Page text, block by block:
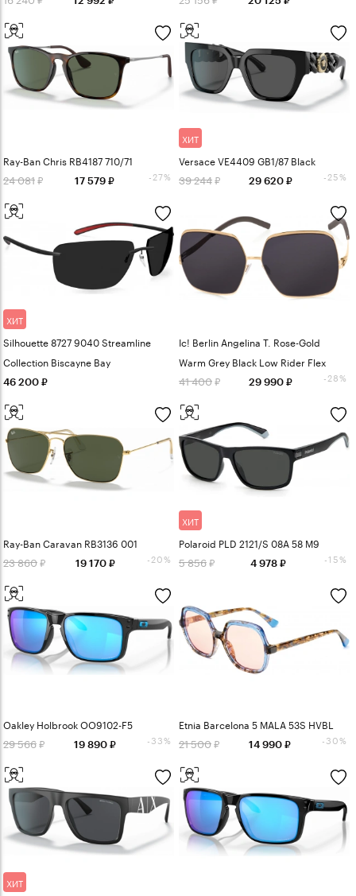
Ray-Ban Chris RB4187 710/71
24 081 17 579 -27%
ХИТ
Versace VE4409 GB1/87 Black
39 244 29 620 -25%
ХИТ
Silhouette 8727 9040 Streamline
Collection Biscayne Bay
46 200
Ic! Berlin Angelina T. Rose-Gold
Warm Grey Black Low Rider Flex
41 400 29 990 -28%
Ray-Ban Caravan RB3136 001
23 860 19 170 -20%
ХИТ
Polaroid PLD 2121/S 08A 58 M9
5 856 4 978 -15%
Oakley Holbrook OO9102-F5
29 566 19 890 -33%
Etnia Barcelona 5 MALA 53S HVBL
21 500 14 990 -30%
ХИТ